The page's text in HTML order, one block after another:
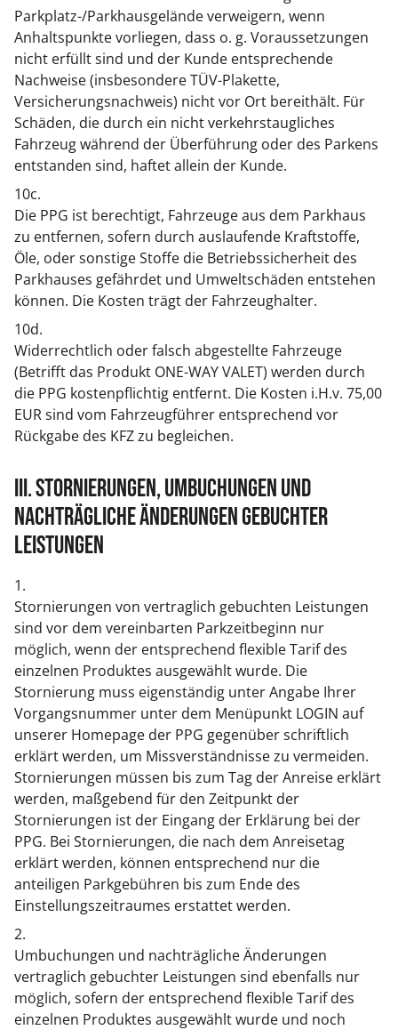
Parkplatz-/Parkhausgelände verweigern, wenn
Anhaltspunkte vorliegen, dass o. g. Voraussetzungen
nicht erfüllt sind und der Kunde entsprechende
Nachweise (insbesondere TÜV-Plakette,
Versicherungsnachweis) nicht vor Ort bereithält. Für
Schäden, die durch ein nicht verkehrstaugliches
Fahrzeug während der Überführung oder des Parkens
entstanden sind, haftet allein der Kunde.
10c.
Die PPG ist berechtigt, Fahrzeuge aus dem Parkhaus
zu entfernen, sofern durch auslaufende Kraftstoffe,
Öle, oder sonstige Stoffe die Betriebssicherheit des
Parkhauses gefährdet und Umweltschäden entstehen
können. Die Kosten trägt der Fahrzeughalter.
10d.
Widerrechtlich oder falsch abgestellte Fahrzeuge
(Betrifft das Produkt ONE-WAY VALET) werden durch
die PPG kostenpflichtig entfernt. Die Kosten i.H.v. 75,00
EUR sind vom Fahrzeugführer entsprechend vor
Rückgabe des KFZ zu begleichen.
III. Stornierungen, Umbuchungen und
nachträgliche Änderungen gebuchter
Leistungen
1.
Stornierungen von vertraglich gebuchten Leistungen
sind vor dem vereinbarten Parkzeitbeginn nur
möglich, wenn der entsprechend flexible Tarif des
einzelnen Produktes ausgewählt wurde. Die
Stornierung muss eigenständig unter Angabe Ihrer
Vorgangsnummer unter dem Menüpunkt LOGIN auf
unserer Homepage der PPG gegenüber schriftlich
erklärt werden, um Missverständnisse zu vermeiden.
Stornierungen müssen bis zum Tag der Anreise erklärt
werden, maßgebend für den Zeitpunkt der
Stornierungen ist der Eingang der Erklärung bei der
PPG. Bei Stornierungen, die nach dem Anreisetag
erklärt werden, können entsprechend nur die
anteiligen Parkgebühren bis zum Ende des
Einstellungszeitraumes erstattet werden.
2.
Umbuchungen und nachträgliche Änderungen
vertraglich gebuchter Leistungen sind ebenfalls nur
möglich, sofern der entsprechend flexible Tarif des
einzelnen Produktes ausgewählt wurde und noch